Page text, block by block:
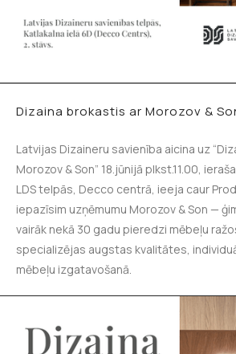
Dizaina brokastis ar Morozov &
Latvijas Dizaineru savienība aicina uz
Morozov & Son” 18.jūnijā plkst.11.00,
LDS telpās, Decco centrā, ieeja caur
iepazīsim uzņēmumu Morozov & Son —
vairāk nekā 30 gadu pieredzi mēbeļu
specializējas augstas kvalitātes,
mēbeļu izgatavošanā.